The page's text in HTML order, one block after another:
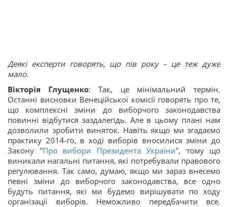
Деякі експерти говорять, що пів року – це теж дуже
мало.
Вікторія Глущенко: Так, це мінімальний термін.
Останні висновки Венеційської комісії говорять про те,
що комплексні зміни до виборчого законодавства
повинні відбутися заздалегідь. Але в цьому плані нам
дозволили зробити виняток. Навіть якщо ми згадаємо
практику 2014-го, в ході виборів вносилися зміни до
Закону "Про вибори Президента України", тому що
виникали нагальні питання, які потребували правового
регулювання. Так само, думаю, якщо ми зараз внесемо
певні зміни до виборчого законодавства, все одно
будуть питання, які ми будемо вирішувати по ходу
організації виборів. Неможливо передбачити все.